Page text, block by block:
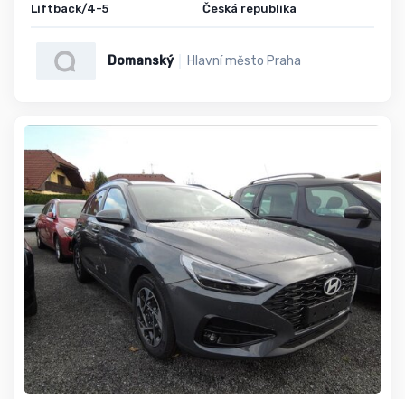
Liftback/4-5
Česká republika
Domanský Hlavní město Praha